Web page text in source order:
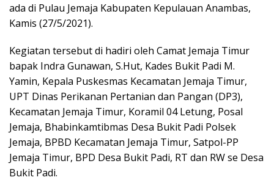
ada di Pulau Jemaja Kabupaten Kepulauan Anambas,
Kamis (27/5/2021).
Kegiatan tersebut di hadiri oleh Camat Jemaja Timur
bapak Indra Gunawan, S.Hut, Kades Bukit Padi M.
Yamin, Kepala Puskesmas Kecamatan Jemaja Timur,
UPT Dinas Perikanan Pertanian dan Pangan (DP3),
Kecamatan Jemaja Timur, Koramil 04 Letung, Posal
Jemaja, Bhabinkamtibmas Desa Bukit Padi Polsek
Jemaja, BPBD Kecamatan Jemaja Timur, Satpol-PP
Jemaja Timur, BPD Desa Bukit Padi, RT dan RW se Desa
Bukit Padi.